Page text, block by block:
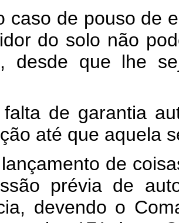
caso de pouso de
do solo não
desde que lhe
falta de garantia
até que aquela
de
prévia de
devendo o